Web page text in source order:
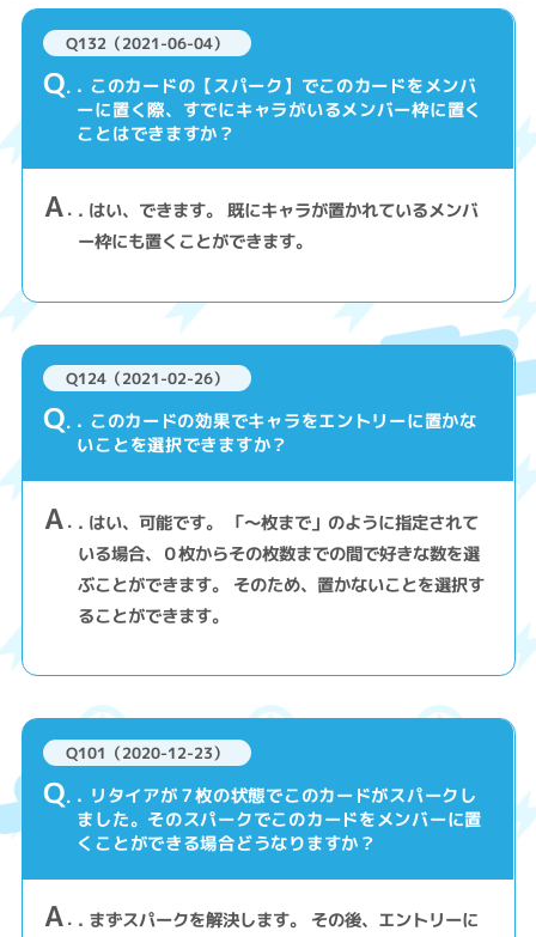
Q132（2021-06-04）
Q . このカードの【スパーク】でこのカードをメンバ
ーに置く際、すでにキャラがいるメンバー枠に置く
ことはできますか？
A . はい、できます。 既にキャラが置かれているメンバ
ー枠にも置くことができます。
Q124（2021-02-26）
Q . このカードの効果でキャラをエントリーに置かな
いことを選択できますか？
A . はい、可能です。 「～枚まで」のように指定されて
いる場合、０枚からその枚数までの間で好きな数を選
ぶことができます。 そのため、置かないことを選択す
ることができます。
Q101（2020-12-23）
Q . リタイアが７枚の状態でこのカードがスパークし
ました。そのスパークでこのカードをメンバーに置
くことができる場合どうなりますか？
A . まずスパークを解決します。 その後、エントリーに